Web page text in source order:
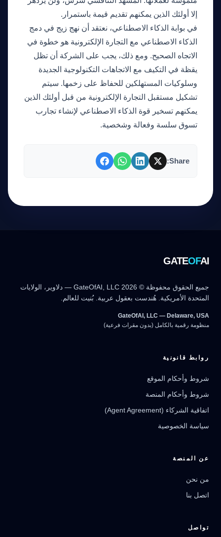
إلا أولئك الذين يمكنهم تقديم قيمة باستمرار.
في بوابة الذكاء الاصطناعي، نعتقد أن نهج زيج في دمج
الذكاء الاصطناعي مع التجارة الإلكترونية هو خطوة في
الاتجاه الصحيح. ومع ذلك، يجب على الشركة أن تظل
يقظة في التكيف مع الاتجاهات التكنولوجية الجديدة
وسلوكيات المستهلكين للحفاظ على زخمها. سيتم
تشكيل مستقبل التجارة الإلكترونية من قبل أولئك الذين
يمكنهم تسخير قوة الذكاء الاصطناعي لإنشاء تجارب
تسوق سلسة وفعالة وشخصية.
Share:
GATEOFAI
جميع الحقوق محفوظة © 2026 GateOfAI, LLC — دلاوير، الولايات
المتحدة الأمريكية. هُندست بعقول عربية. بُنيت للعالم.
GateOfAI, LLC — Delaware, USA
منظومة رقمية بالكامل (بدون مقرات فرعية)
روابط قانونية
شروط وأحكام الموقع
شروط وأحكام المنصة
اتفاقية الشركاء (Agent Agreement)
سياسة الخصوصية
عن المنصة
من نحن
اتصل بنا
تواصل
مرشد بوابة الذكاء الاصطناعي